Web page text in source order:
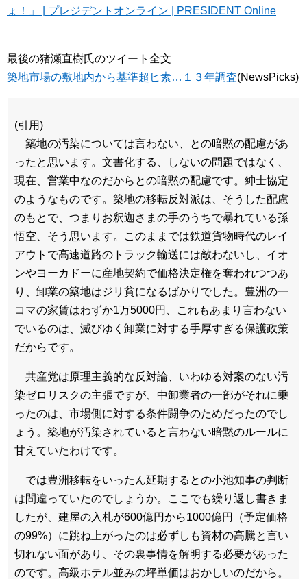
ょ！」 | プレジデントオンライン | PRESIDENT Online
最後の猪瀬直樹氏のツイート全文
築地市場の敷地内から基準超ヒ素…１３年調査(NewsPicks)
(引用)
築地の汚染については言わない、との暗黙の配慮があ
ったと思います。文書化する、しないの問題ではなく、
現在、営業中なのだからとの暗黙の配慮です。紳士協定
のようなものです。築地の移転反対派は、そうした配慮
のもとで、つまりお釈迦さまの手のうちで暴れている孫
悟空、そう思います。このままでは鉄道貨物時代のレイ
アウトで高速道路のトラック輸送には敵わないし、イオ
ンやヨーカドーに産地契約で価格決定権を奪われつつあ
り、卸業の築地はジリ貧になるばかりでした。豊洲の一
コマの家賃はわずか1万5000円、これもあまり言わない
でいるのは、滅びゆく卸業に対する手厚すぎる保護政策
だからです。
共産党は原理主義的な反対論、いわゆる対案のない汚
染ゼロリスクの主張ですが、中卸業者の一部がそれに乗
ったのは、市場側に対する条件闘争のためだったのでし
ょう。築地が汚染されていると言わない暗黙のルールに
甘えていたわけです。
では豊洲移転をいったん延期するとの小池知事の判断
は間違っていたのでしょうか。ここでも繰り返し書きま
したが、建屋の入札が600億円から1000億円（予定価格
の99%）に跳ね上がったのは必ずしも資材の高騰と言い
切れない面があり、その裏事情を解明する必要があった
のです。高級ホテル並みの坪単価はおかしいのだから。